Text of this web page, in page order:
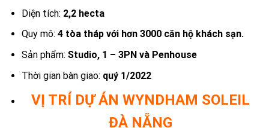
Diện tích: 2,2 hecta
Quy mô: 4 tòa tháp với hơn 3000 căn hộ khách sạn.
Sản phẩm: Studio, 1 – 3PN và Penhouse
Thời gian bàn giao: quý 1/2022
VỊ TRÍ DỰ ÁN WYNDHAM SOLEIL
ĐÀ NẴNG